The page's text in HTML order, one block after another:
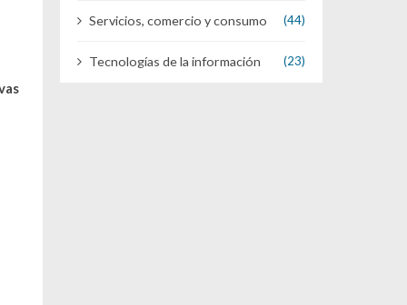
Servicios, comercio y consumo (44)
Tecnologías de la información (23)